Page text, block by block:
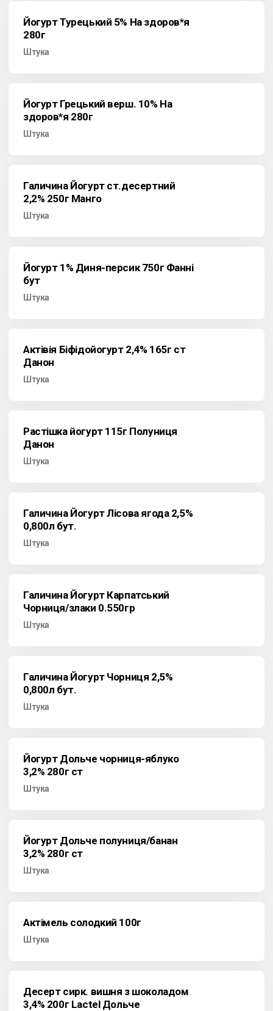
Йогурт Турецький 5% На здоров*я
280г
Штука
Йогурт Грецький верш. 10% На
здоров*я 280г
Штука
Галичина Йогурт ст.десертний
2,2% 250г Манго
Штука
Йогурт 1% Диня-персик 750г Фанні
бут
Штука
Актівія Біфідойогурт 2,4% 165г ст
Данон
Штука
Растішка йогурт 115г Полуниця
Данон
Штука
Галичина Йогурт Лісова ягода 2,5%
0,800л бут.
Штука
Галичина Йогурт Карпатський
Чорниця/злаки 0.550гр
Штука
Галичина Йогурт Чорниця 2,5%
0,800л бут.
Штука
Йогурт Дольче чорниця-яблуко
3,2% 280г ст
Штука
Йогурт Дольче полуниця/банан
3,2% 280г ст
Штука
Актімель солодкий 100г
Штука
Десерт сирк. вишня з шоколадом
3,4% 200г Lactel Дольче